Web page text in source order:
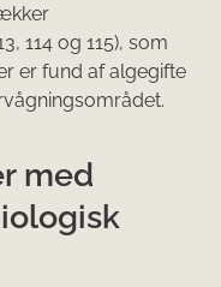
114 og 115), som
er fund af algegifte
med